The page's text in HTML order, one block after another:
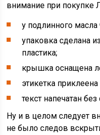
внимание при покупке
у подлинного
упаковка сделана
пластика;
крышка оснащена
этикетка
текст напечатан
Ну и в целом следует
не было следов